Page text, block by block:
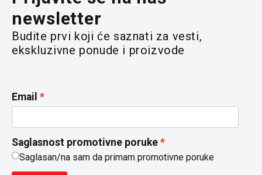
newsletter
Budite prvi koji će saznati za vesti,
ekskluzivne ponude i proizvode
Email
Saglasnost promotivne poruke
Saglasan/na sam da primam promotivne poruke